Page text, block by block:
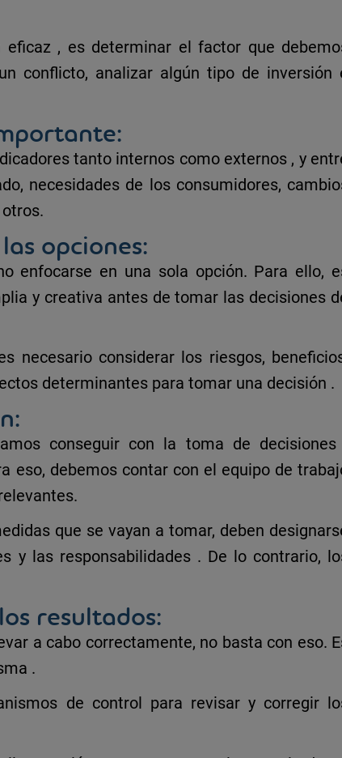
eficaz , es determinar el factor que
conflicto, analizar algún tipo de inversión
tanto internos como externos , y
necesidades de los consumidores,
opciones:
enfocarse en una sola opción. Para ello,
y creativa antes de tomar las decisiones
necesario considerar los riesgos,
determinantes para tomar una decisión .
conseguir con la toma de
eso, debemos contar con el equipo de
que se vayan a tomar, deben
y las responsabilidades . De lo contrario,
resultados:
a cabo correctamente, no basta con eso.
.
de control para revisar y corregir